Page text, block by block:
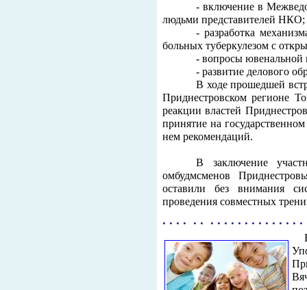
- включение в
людьми представителей НКО;
- разработка
больных туберкулезом с
- вопросы
- развитие делового
В ходе прошедшей
Приднестровском регионе
реакции властей
принятие на
нем рекомендаций.
В заключение
омбудмсменов
оставили без внимания
проведения совместных
. . . . . . . . . . . . . . . . . . . .